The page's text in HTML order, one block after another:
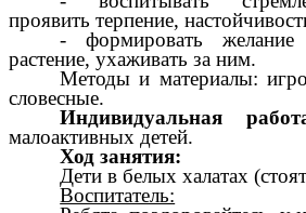
проявить терпение,
- формировать желание
растение, ухаживать за ним.
Методы и материалы:
словесные.
Индивидуальная
малоактивных детей.
Ход занятия:
Дети в белых халатах
Воспитатель: